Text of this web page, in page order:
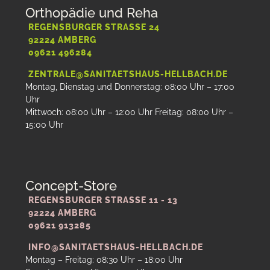
Orthopädie und Reha
REGENSBURGER STRASSE 24
92224 AMBERG
09621 496284
ZENTRALE@SANITAETSHAUS-HELLBACH.DE
Montag, Dienstag und Donnerstag: 08:00 Uhr – 17:00
Uhr
Mittwoch: 08:00 Uhr – 12:00 Uhr Freitag: 08:00 Uhr –
15:00 Uhr
Concept-Store
REGENSBURGER STRASSE 11 - 13
92224 AMBERG
09621 913285
INFO@SANITAETSHAUS-HELLBACH.DE
Montag – Freitag: 08:30 Uhr – 18:00 Uhr